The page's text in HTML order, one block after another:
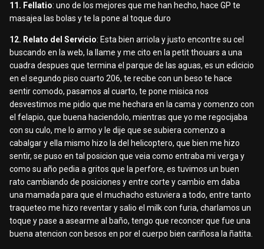
11. Fellatio: uno de los mejores que me han hecho, hace GP te
masajea las bolas y te la pone al toque duro
12. Relato del Servicio: Esta bien arriola y justo encontre su cel
buscando en la web, la llame y me cito en la petit thouars a una
cuadra despues que termina el parque de las aguas, es un edicicio
en el segundo piso cuarto 206, te recibe con un beso te hace
sentir comodo, pasamos al cuarto, te pone misica nos
desvestimos me pidio que me hechara en la cama y comenzo con
el felapio, que buena haciendolo, mientras que yo me regocijaba
con su culo, me lo armo y le dije que se subiera comenzo a
cabalgar y ella mismo hizo la del helicoptero, que bien me hizo
sentir, se puso en tal posicion que veia como entraba mi verga y
como su año pedia a gritos que la perfore, es tuvimos un buen
rato cambiando de posiciones y entre corte y cambio em daba
una mamada para que el muchacho estuviera a todo, entre tanto
traqueteo me hizo reventar y salio el milk con furia, charlamos un
toque y pase a asearme al baño, tengo que reconcer que fue una
buena atencion con besos en por el cuerpo bien cariñosa la ñatita.